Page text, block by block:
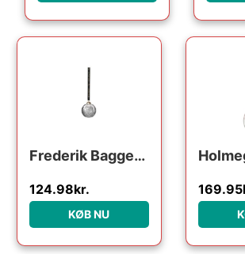
Frederik Bagger Crispy Glass Dark Ball : Erling Christensen Møbler
Den oprindelige pris var: 249.95kr..
124.98kr.
Den aktuelle pris er:
KØB NU
169.95